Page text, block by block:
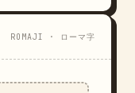
ROMAJI · ローマ字